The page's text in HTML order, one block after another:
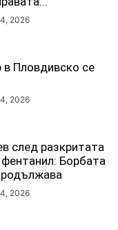
2026
Пловдивско се
2026
след разкритата
Борбата
2026